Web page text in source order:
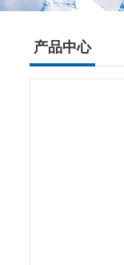
产品中心